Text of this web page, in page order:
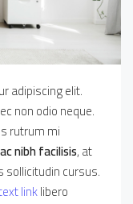
adipiscing elit.
non odio neque.
rutrum mi
nibh facilisis, at
sollicitudin cursus.
linklibero